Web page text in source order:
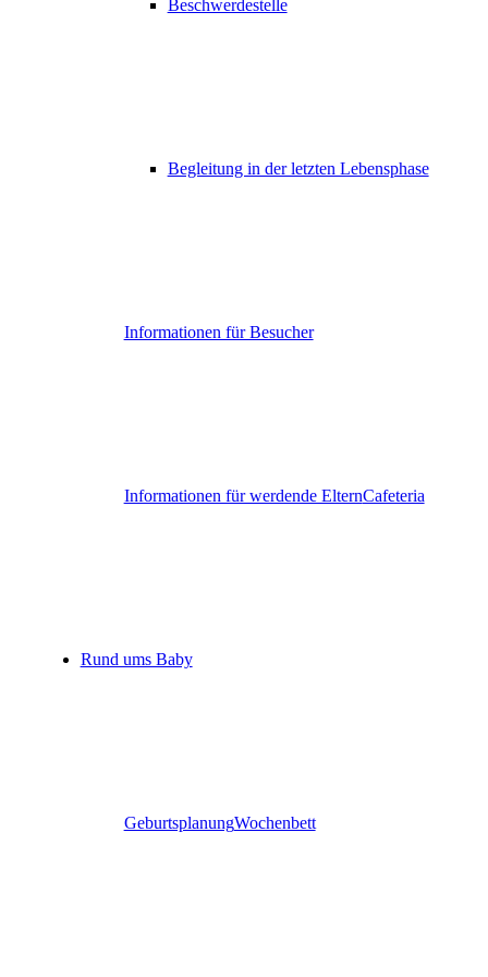
Beschwerdestelle
Begleitung in der letzten Lebensphase
Informationen für Besucher
Informationen für werdende ElternCafeteria
Rund ums Baby
GeburtsplanungWochenbett